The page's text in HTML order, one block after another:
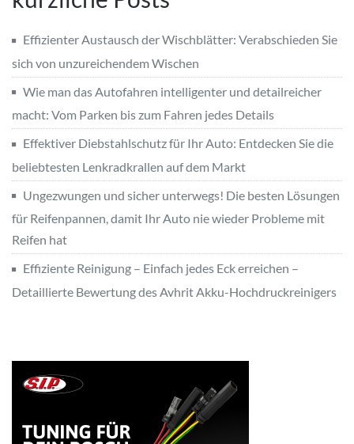
Effizienter Austausch der Wischblätter: Verabschieden Sie
sich von unzureichendem Wischen
Wie man das Autofahren intelligenter und detailreicher
macht: Vom Parken bis zum Fahren jedes Details
Effektiver Diebstahlschutz für Ihr Auto: Entdecken Sie die
beliebtesten Lenkradkrallen auf dem Markt
Ungezwungen und sicher unterwegs! Die besten Lösungen
für Reifenpannen, damit Ihr Auto nie wieder Probleme mit
Reifen hat
Effiziente Reinigung – Einfach jedes Eck erreichen –
Detaillierte Bewertung des Avhrit Akku-Hochdruckreinigers